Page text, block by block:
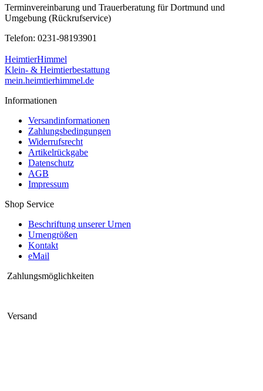
Terminvereinbarung und Trauerberatung für Dortmund und
Umgebung (Rückrufservice)
Telefon: 0231-98193901
HeimtierHimmel
Klein- & Heimtierbestattung
mein.heimtierhimmel.de
Informationen
Versandinformationen
Zahlungsbedingungen
Widerrufsrecht
Artikelrückgabe
Datenschutz
AGB
Impressum
Shop Service
Beschriftung unserer Urnen
Urnengrößen
Kontakt
eMail
Zahlungsmöglichkeiten
Versand